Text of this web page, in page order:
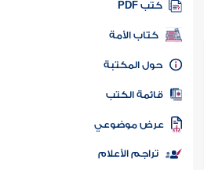
كتب PDF
كتاب الأمة
المكتبة
الكتب
موضوعي